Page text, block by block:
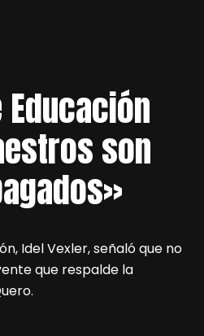
son
Idel Vexler, señaló que no
que respalde la